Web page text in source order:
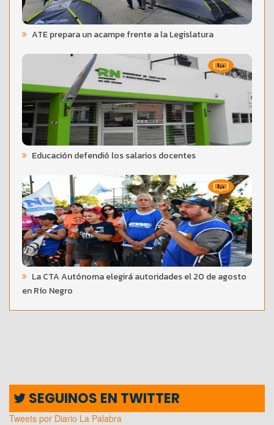
ATE prepara un acampe frente a la Legislatura
Educación defendió los salarios docentes
La CTA Autónoma elegirá autoridades el 20 de agosto
en Río Negro
SEGUINOS EN TWITTER
Tweets por Diario La Palabra